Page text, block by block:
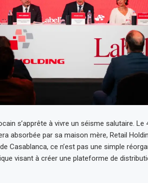
s’apprête à vivre un séisme salutaire. Le
absorbée par sa maison mère, Retail
Casablanca, ce n’est pas une simple
visant à créer une plateforme de